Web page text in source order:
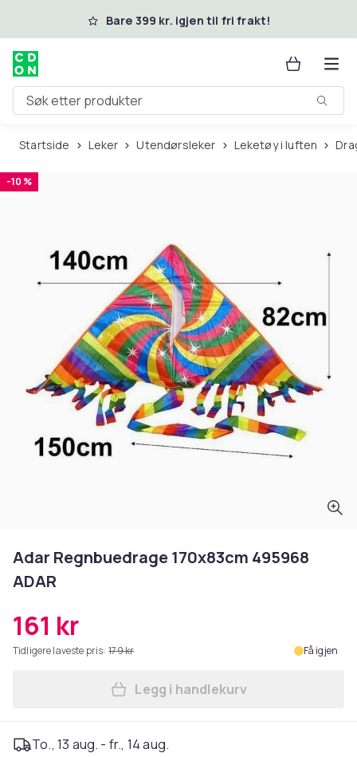
Hopp til hovedinnholdBare 399 kr. igjen til fri frakt!
Søk etter produkter
Startside Leker Utendørsleker Leketøy i luften
-10 %
Adar Regnbuedrage 170x83cm 495968
ADAR
161 kr
Tidligere laveste pris: 179 kr Få igjen
Legg Adar Regnbuedrage
Legg i handlekurv
To., 13 aug. - fr., 14 aug.